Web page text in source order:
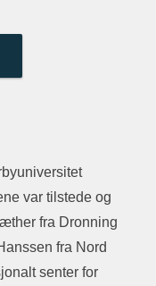
var tilstede og
fra Dronning
fra Nord
senter for